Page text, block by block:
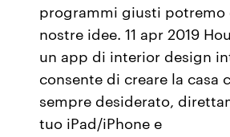
programmi giusti potremo
nostre idee. 11 apr 2019
un app di interior design
consente di creare la casa
sempre desiderato,
tuo iPad/iPhone e